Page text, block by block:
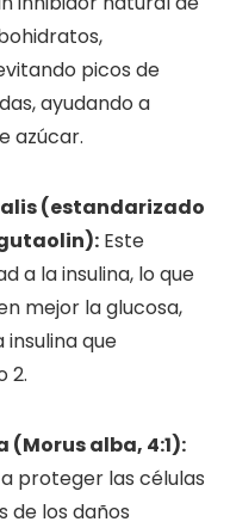
picos de
ayudando a
azúcar.
(estandarizado
Este
a la insulina, lo que
mejor la glucosa,
que
2.
(Morus alba, 4:1):
proteger las células
de los daños